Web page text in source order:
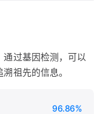
过基因检测，可以
祖先的信息。
96.86%